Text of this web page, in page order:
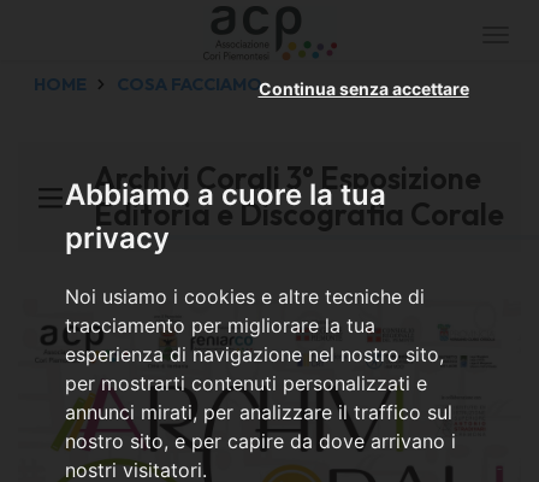
Abbiamo a cuore la tua
privacy
Noi usiamo i cookies e altre tecniche di
tracciamento per migliorare la tua
esperienza di navigazione nel nostro sito,
per mostrarti contenuti personalizzati e
annunci mirati, per analizzare il traffico sul
nostro sito, e per capire da dove arrivano i
nostri visitatori.
Continua senza accettare
HOME COSA FACCIAMO
Archivi Corali 3° Esposizione
Editoria e Discografia Corale